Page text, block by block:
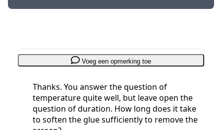
Voeg een opmerking toe
Thanks. You answer the question of
temperature quite well, but leave open the
question of duration. How long does it take
to soften the glue sufficiently to remove the